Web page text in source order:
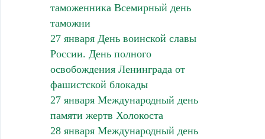
таможенника Всемирный день
таможни
27 января День воинской славы
России. День полного
освобождения Ленинграда от
фашистской блокады
27 января Международный день
памяти жертв Холокоста
28 января Международный день